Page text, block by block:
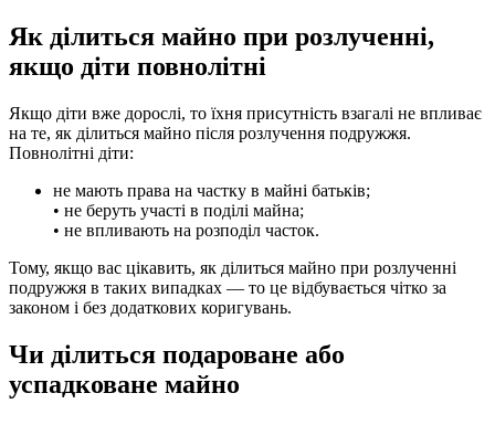
Як ділиться майно при розлученні,
якщо діти повнолітні
Якщо діти вже дорослі, то їхня присутність взагалі не впливає
на те, як ділиться майно після розлучення подружжя.
Повнолітні діти:
не мають права на частку в майні батьків;
• не беруть участі в поділі майна;
• не впливають на розподіл часток.
Тому, якщо вас цікавить, як ділиться майно при розлученні
подружжя в таких випадках — то це відбувається чітко за
законом і без додаткових коригувань.
Чи ділиться подароване або
успадковане майно